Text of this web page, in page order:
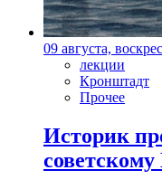
09 августа,
лекции
Кронштадт
Прочее
Историк